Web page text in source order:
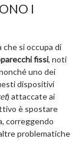
I
che si occupa di
fissi, noti
uno dei
dispositivi
) attaccate ai
è spostare
correggendo
problematiche